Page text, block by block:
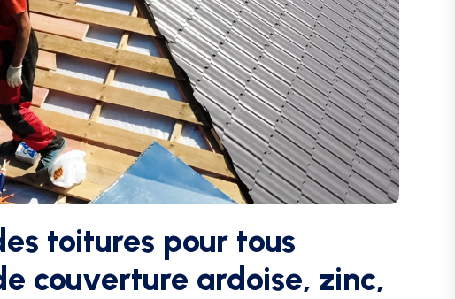
toitures pour tous
couverture ardoise, zinc,